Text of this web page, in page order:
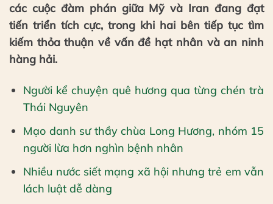
các cuộc đàm phán giữa Mỹ và Iran đang đạt
tiến triển tích cực, trong khi hai bên tiếp tục tìm
kiếm thỏa thuận về vấn đề hạt nhân và an ninh
hàng hải.
Người kể chuyện quê hương qua từng chén trà
Thái Nguyên
Mạo danh sư thầy chùa Long Hương, nhóm 15
người lừa hơn nghìn bệnh nhân
Nhiều nước siết mạng xã hội nhưng trẻ em vẫn
lách luật dễ dàng